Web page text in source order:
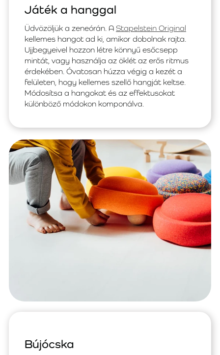
Játék a hanggal
Üdvözöljük a zeneórán. A Stapelstein Original
kellemes hangot ad ki, amikor dobolnak rajta.
Ujjbegyeivel hozzon létre könnyű esőcsepp
mintát, vagy használja az öklét az erős ritmus
érdekében. Óvatosan húzza végig a kezét a
felületen, hogy kellemes szellő hangját keltse.
Módosítsa a hangokat és az effektusokat
különböző módokon komponálva.
Bújócska